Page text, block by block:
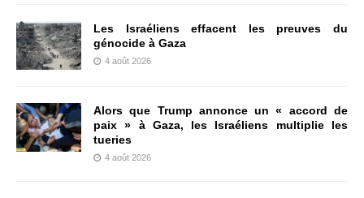
Les Israéliens effacent les preuves du
génocide à Gaza
4 août 2026
Alors que Trump annonce un « accord de
paix » à Gaza, les Israéliens multiplie les
tueries
4 août 2026